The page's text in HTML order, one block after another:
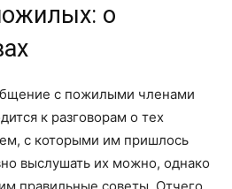
о
с пожилыми членами
к разговорам о тех
с которыми им пришлось
выслушать их можно, однако